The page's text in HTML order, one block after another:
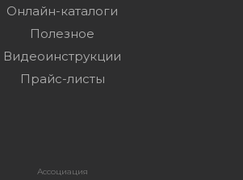
Онлайн-каталоги
Полезное
Видеоинструкции
Прайс-листы
Ассоциация